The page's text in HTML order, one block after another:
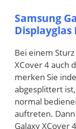
Samsung
Bei einem
XCover 4 auch
merken Sie
abgesplittert
normal
auftreten.
Galaxy XCover